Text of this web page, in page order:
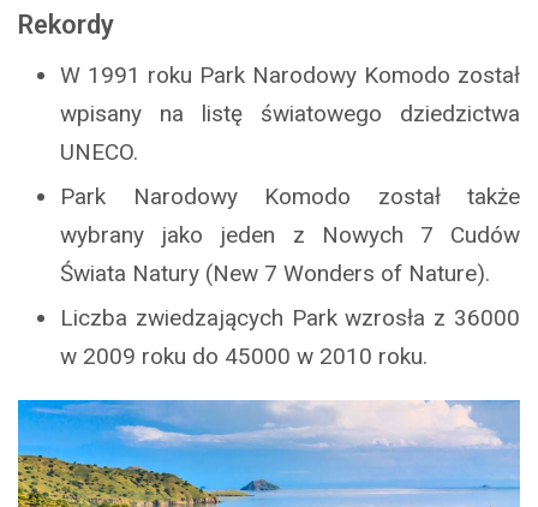
Rekordy
W 1991 roku Park Narodowy Komodo został
wpisany na listę światowego dziedzictwa
UNECO.
Park Narodowy Komodo został także
wybrany jako jeden z Nowych 7 Cudów
Świata Natury (New 7 Wonders of Nature).
Liczba zwiedzających Park wzrosła z 36000
w 2009 roku do 45000 w 2010 roku.